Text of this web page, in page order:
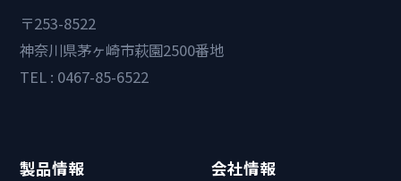
〒253-8522
神奈川県茅ヶ崎市萩園2500番地
TEL : 0467-85-6522
製品情報 会社情報